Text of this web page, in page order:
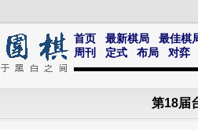
首页 最新棋局
最佳棋
周刊
定式 布局 对弈
第18届